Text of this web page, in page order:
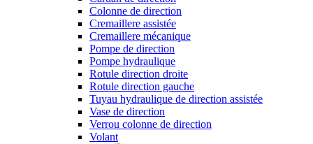
Colonne de direction
Cremaillere assistée
Cremaillere mécanique
Pompe de direction
Pompe hydraulique
Rotule direction droite
Rotule direction gauche
Tuyau hydraulique de direction assistée
Vase de direction
Verrou colonne de direction
Volant